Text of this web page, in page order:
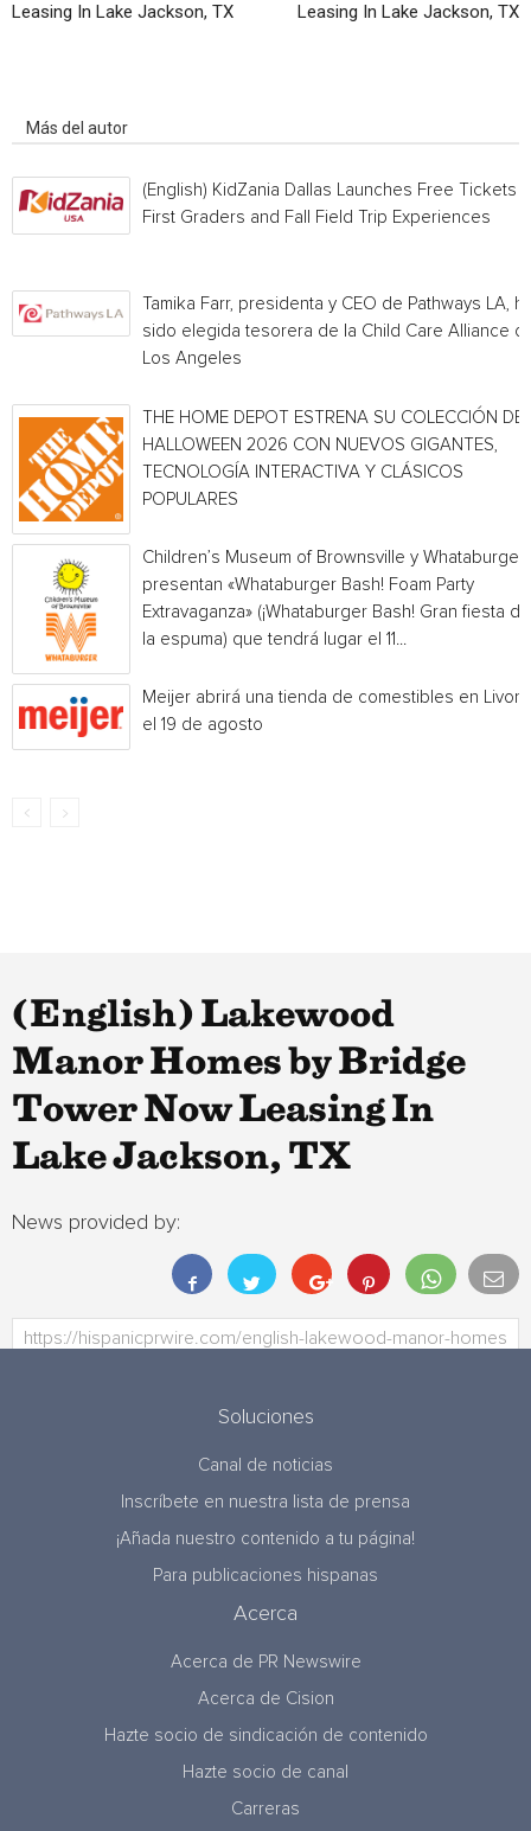
Leasing In Lake Jackson, TX
Leasing In Lake Jackson, TX
Más del autor
(English) KidZania Dallas Launches Free Tickets
First Graders and Fall Field Trip Experiences
Tamika Farr, presidenta y CEO de Pathways LA,
sido elegida tesorera de la Child Care Alliance of
Los Angeles
THE HOME DEPOT ESTRENA SU COLECCIÓN DE
HALLOWEEN 2026 CON NUEVOS GIGANTES,
TECNOLOGÍA INTERACTIVA Y CLÁSICOS
POPULARES
Children’s Museum of Brownsville y Whataburger
presentan «Whataburger Bash! Foam Party
Extravaganza» (¡Whataburger Bash! Gran fiesta de
la espuma) que tendrá lugar el 11...
Meijer abrirá una tienda de comestibles en
el 19 de agosto
(English) Lakewood
Manor Homes by Bridge
Tower Now Leasing In
Lake Jackson, TX
News provided by:
Soluciones
Canal de noticias
Inscríbete en nuestra lista de prensa
¡Añada nuestro contenido a tu página!
Para publicaciones hispanas
Acerca
Acerca de PR Newswire
Acerca de Cision
Hazte socio de sindicación de contenido
Hazte socio de canal
Carreras